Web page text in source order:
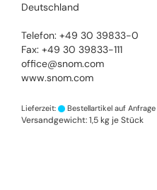
Deutschland
Telefon: +49 30 39833-0
Fax: +49 30 39833-111
office@snom.com
www.snom.com
Lieferzeit: Bestellartikel auf Anfrage
Versandgewicht:1,5kg je Stück